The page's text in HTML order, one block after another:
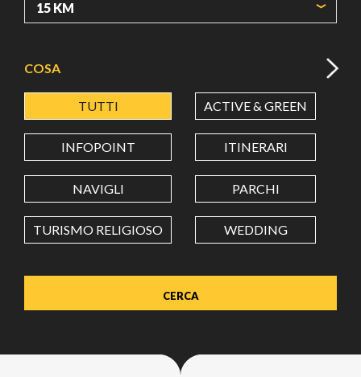
LATITUDINE
LONGITUDINE
Value in decimal degrees. Use dot (.) as decimal separator.
COSA
TUTTI ACTIVE & GREEN
INFOPOINT ITINERARI
NAVIGLI PARCHI
TURISMO RELIGIOSO WEDDING